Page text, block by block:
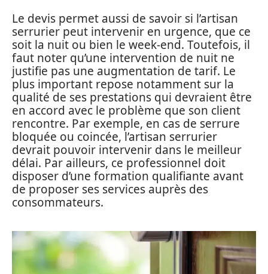
Le devis permet aussi de savoir si l’artisan
serrurier peut intervenir en urgence, que ce
soit la nuit ou bien le week-end. Toutefois, il
faut noter qu’une intervention de nuit ne
justifie pas une augmentation de tarif. Le
plus important repose notamment sur la
qualité de ses prestations qui devraient être
en accord avec le problème que son client
rencontre. Par exemple, en cas de serrure
bloquée ou coincée, l’artisan serrurier
devrait pouvoir intervenir dans le meilleur
délai. Par ailleurs, ce professionnel doit
disposer d’une formation qualifiante avant
de proposer ses services auprès des
consommateurs.